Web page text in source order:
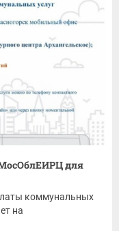
для
коммунальных
на